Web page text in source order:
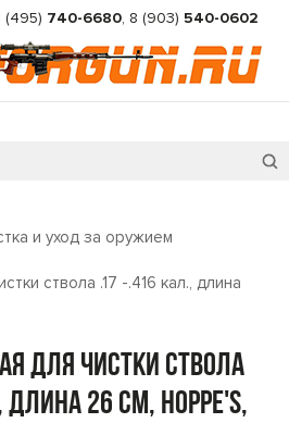
(495) 740-6680, 8 (903) 540-0602
и уход за оружием
ствола .17 -.416 кал., длина
для чистки ствола
длина 26 см, Hoppe's,